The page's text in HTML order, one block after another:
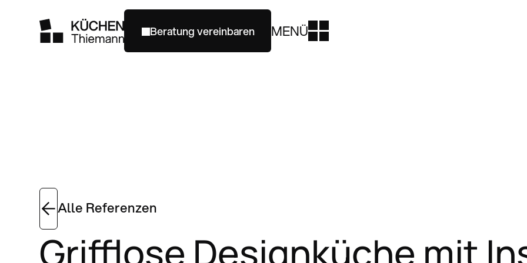
Beratung vereinbaren
MENÜ
Alle Referenzen
Grifflose Designküche mit